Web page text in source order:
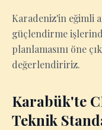
Karadeniz'in eğimli
güçlendirme
planlamasını öne
değerlendiririz.
Karabük'te
Teknik